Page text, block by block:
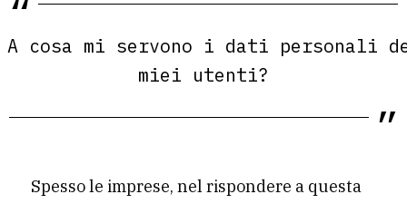
A cosa mi servono i dati personali
miei utenti?
Spesso le imprese, nel rispondere a questa